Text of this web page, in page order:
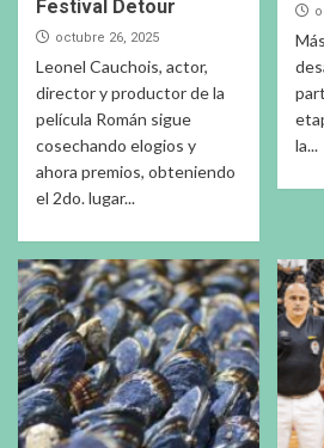
Festival Detour
octubre 26, 2025
Leonel Cauchois, actor,
director y productor de la
película Román sigue
cosechando elogios y
ahora premios, obteniendo
el 2do. lugar...
la...